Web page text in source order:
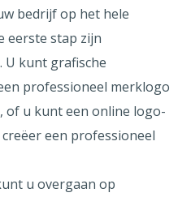
bedrijf op het hele
eerste stap zijn
U kunt grafische
professioneel merklogo
of u kunt een online logo-
een professioneel
u overgaan op